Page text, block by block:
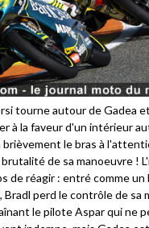
tourne autour de Gadea
à la faveur d'un intérieur
le bras à
de sa manoeuvre !
de réagir : entré comme
Bradl perd le contrôle de sa
le pilote Aspar qui ne